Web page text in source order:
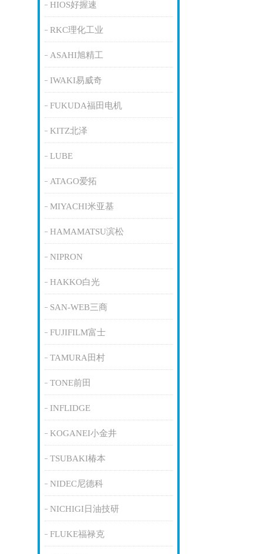
HIOS好握速
RKC理化工业
ASAHI旭精工
IWAKI易威奇
FUKUDA福田电机
KITZ北泽
LUBE
ATAGO爱拓
MIYACHI米亚基
HAMAMATSU滨松
NIPRON
HAKKO白光
SAN-WEB三商
FUJIFILM富士
TAMURA田村
TONE前田
INFLIDGE
KOGANEI小金井
TSUBAKI椿本
NIDEC尼德科
NICHIGI日油技研
FLUKE福禄克